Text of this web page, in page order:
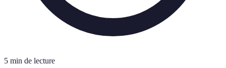
5 min de lecture